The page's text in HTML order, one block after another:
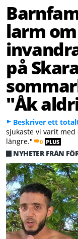
larm om
på
"Åk
Beskriver ett
sjukaste vi varit med
längre."
0 PLUS
NYHETER FRÅN